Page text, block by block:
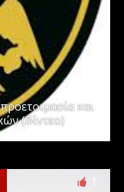
και
(Βίντεο)